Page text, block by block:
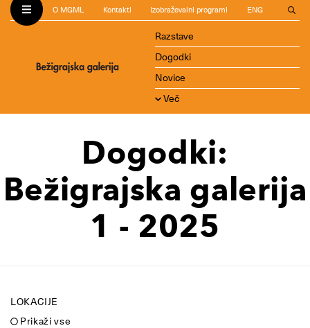
O MGML Kontakti Izobraževalni programi ENG
Razstave
Dogodki
Novice
Več
Dogodki:
Bežigrajska galerija
1 - 2025
LOKACIJE
Prikaži vse